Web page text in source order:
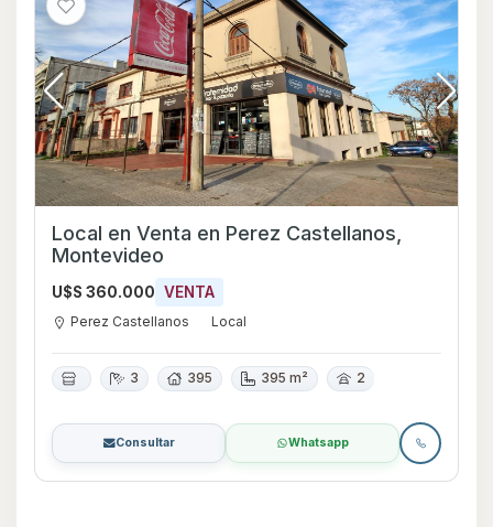
Local en Venta en Perez Castellanos,
Montevideo
U$S 360.000 VENTA
Perez Castellanos Local
3 395 395 m² 2
Consultar Whatsapp